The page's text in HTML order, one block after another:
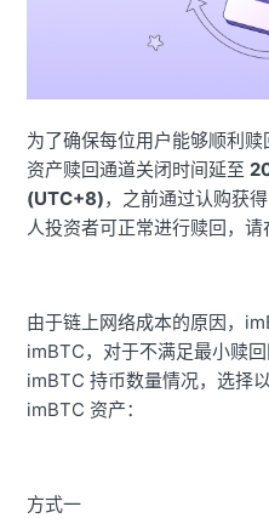
为了确保每位用户能够顺利
资产赎回通道关闭时间延至
(UTC+8)，之前通过认购获
人投资者可正常进行赎回，请
由于链上网络成本的原因，
imBTC，对于不满足最小赎
imBTC 持币数量情况，选择
imBTC 资产：
方式一